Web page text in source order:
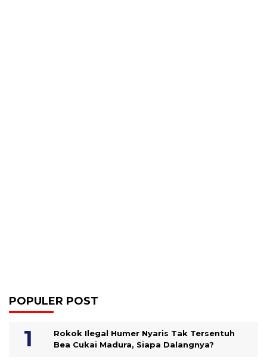
POPULER POST
Rokok Ilegal Humer Nyaris Tak Tersentuh
Bea Cukai Madura, Siapa Dalangnya?